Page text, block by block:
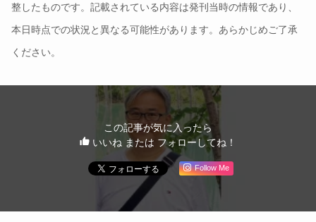
整したものです。記載されている内容は発刊当時の情報であり、
本日時点での状況と異なる可能性があります。あらかじめご了承
ください。
この記事が気に入ったら
いいね または フォローしてね！
Follow Me